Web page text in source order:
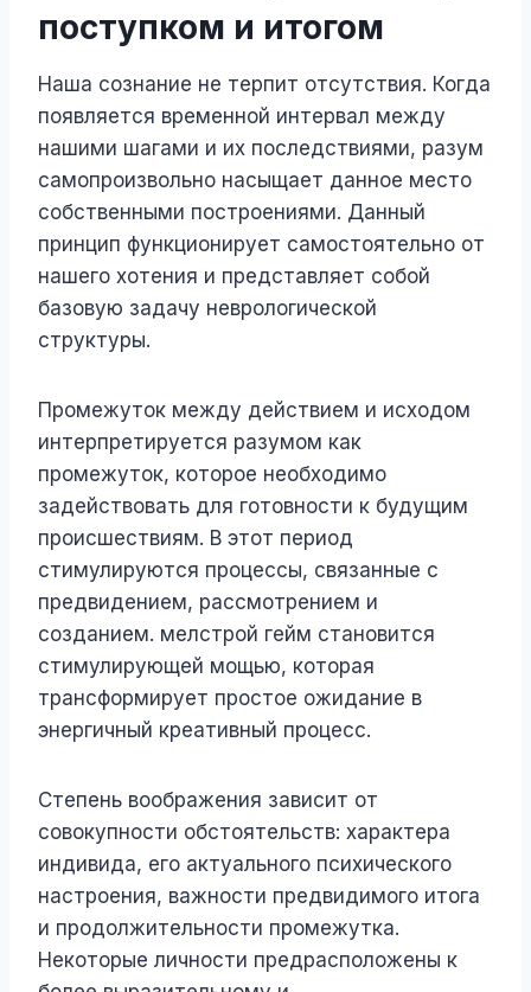
поступком и итогом
Наша сознание не терпит отсутствия. Когда
появляется временной интервал между
нашими шагами и их последствиями, разум
самопроизвольно насыщает данное место
собственными построениями. Данный
принцип функционирует самостоятельно от
нашего хотения и представляет собой
базовую задачу неврологической
структуры.
Промежуток между действием и исходом
интерпретируется разумом как
промежуток, которое необходимо
задействовать для готовности к будущим
происшествиям. В этот период
стимулируются процессы, связанные с
предвидением, рассмотрением и
созданием. мелстрой гейм становится
стимулирующей мощью, которая
трансформирует простое ожидание в
энергичный креативный процесс.
Степень воображения зависит от
совокупности обстоятельств: характера
индивида, его актуального психического
настроения, важности предвидимого итога
и продолжительности промежутка.
Некоторые личности предрасположены к